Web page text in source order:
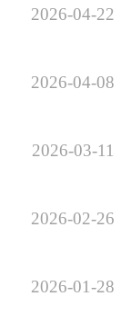
2026-04-22
2026-04-08
2026-03-11
2026-02-26
2026-01-28